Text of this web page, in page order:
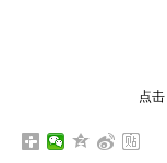
点击